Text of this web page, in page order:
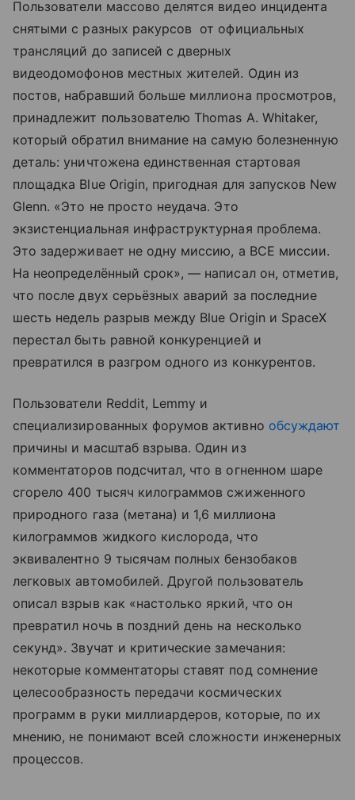
Пользователи массово делятся видео инцидента
снятыми с разных ракурсов от официальных
трансляций до записей с дверных
видеодомофонов местных жителей. Один из
постов, набравший больше миллиона просмотров,
принадлежит пользователю Thomas A. Whitaker,
который обратил внимание на самую болезненную
деталь: уничтожена единственная стартовая
площадка Blue Origin, пригодная для запусков New
Glenn. «Это не просто неудача. Это
экзистенциальная инфраструктурная проблема.
Это задерживает не одну миссию, а ВСЕ миссии.
На неопределённый срок», — написал он, отметив,
что после двух серьёзных аварий за последние
шесть недель разрыв между Blue Origin и SpaceX
перестал быть равной конкуренцией и
превратился в разгром одного из конкурентов.
Пользователи Reddit, Lemmy и
специализированных форумов активно обсуждают
причины и масштаб взрыва. Один из
комментаторов подсчитал, что в огненном шаре
сгорело 400 тысяч килограммов сжиженного
природного газа (метана) и 1,6 миллиона
килограммов жидкого кислорода, что
эквивалентно 9 тысячам полных бензобаков
легковых автомобилей. Другой пользователь
описал взрыв как «настолько яркий, что он
превратил ночь в поздний день на несколько
секунд». Звучат и критические замечания:
некоторые комментаторы ставят под сомнение
целесообразность передачи космических
программ в руки миллиардеров, которые, по их
мнению, не понимают всей сложности инженерных
процессов.